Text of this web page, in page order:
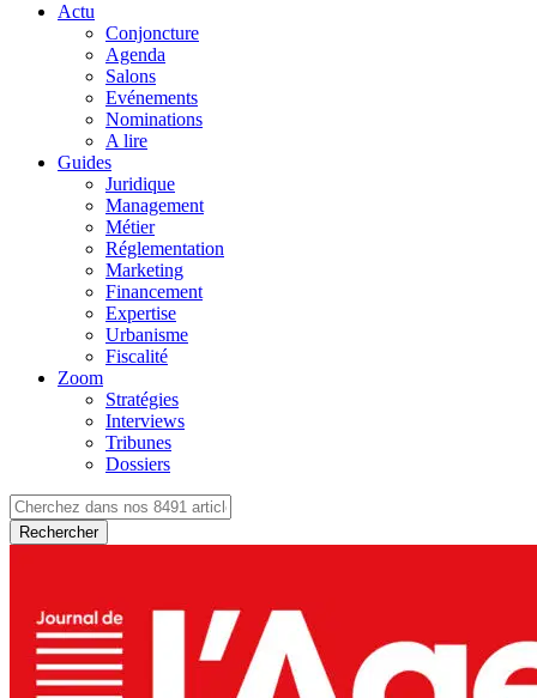
Actu
Conjoncture
Agenda
Salons
Evénements
Nominations
A lire
Guides
Juridique
Management
Métier
Réglementation
Marketing
Financement
Expertise
Urbanisme
Fiscalité
Zoom
Stratégies
Interviews
Tribunes
Dossiers
Rechercher